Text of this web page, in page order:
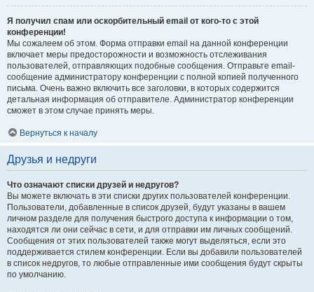
Я получил спам или оскорбительный email от кого-то с этой
конференции!
Мы сожалеем об этом. Форма отправки email на данной конференции
включает меры предосторожности и возможность отслеживания
пользователей, отправляющих подобные сообщения. Отправьте email-
сообщение администратору конференции с полной копией полученного
письма. Очень важно включить все заголовки, в которых содержится
детальная информация об отправителе. Администратор конференции
сможет в этом случае принять меры.
Вернуться к началу
Друзья и недруги
Что означают списки друзей и недругов?
Вы можете включать в эти списки других пользователей конференции.
Пользователи, добавленные в список друзей, будут указаны в вашем
личном разделе для получения быстрого доступа к информации о том,
находятся ли они сейчас в сети, и для отправки им личных сообщений.
Сообщения от этих пользователей также могут выделяться, если это
поддерживается стилем конференции. Если вы добавили пользователей
в список недругов, то любые отправленные ими сообщения будут скрыты
по умолчанию.